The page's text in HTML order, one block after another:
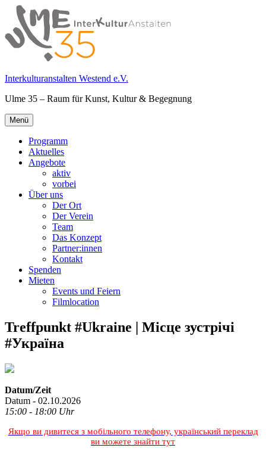
Springe
zum
Inhalt
Interkulturanstalten Westend e.V.
Ulme 35 – Raum für Kunst, Kultur & Begegnung
Primäres
Menü
Menü
Programm
Aktuelles
Angebote
aktiv
vorbei
Über uns
Der Ort
Der Verein
Team
Das Konzept
Partner:innen
Kontakt
Spenden
Mieten
Events und Feiern
Filmlocation
Treffpunkt #Ukraine | Місце зустрічі
#Україна
Datum/Zeit
Datum - 02.10.2026
15:00 - 18:00 Uhr
Якщо ви дивитеся з мобільного телефону, український переклад
ви можете знайти тут